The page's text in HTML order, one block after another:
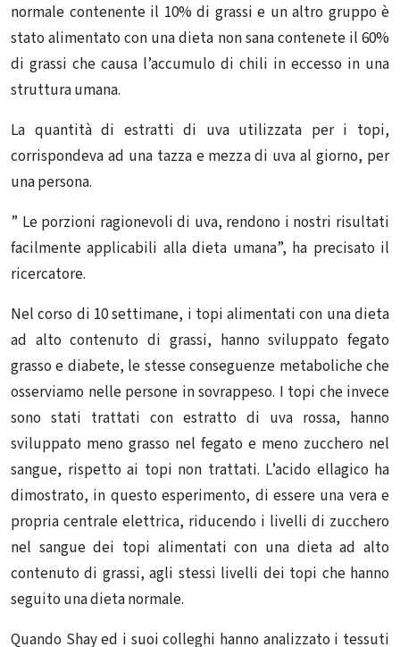
normale contenente il 10% di grassi e un altro gruppo è
stato alimentato con una dieta non sana contenete il 60%
di grassi che causa l’accumulo di chili in eccesso in una
struttura umana.
La quantità di estratti di uva utilizzata per i topi,
corrispondeva ad una tazza e mezza di uva al giorno, per
una persona.
” Le porzioni ragionevoli di uva, rendono i nostri risultati
facilmente applicabili alla dieta umana”, ha precisato il
ricercatore.
Nel corso di 10 settimane, i topi alimentati con una dieta
ad alto contenuto di grassi, hanno sviluppato fegato
grasso e diabete, le stesse conseguenze metaboliche che
osserviamo nelle persone in sovrappeso. I topi che invece
sono stati trattati con estratto di uva rossa, hanno
sviluppato meno grasso nel fegato e meno zucchero nel
sangue, rispetto ai topi non trattati. L’acido ellagico ha
dimostrato, in questo esperimento, di essere una vera e
propria centrale elettrica, riducendo i livelli di zucchero
nel sangue dei topi alimentati con una dieta ad alto
contenuto di grassi, agli stessi livelli dei topi che hanno
seguito una dieta normale.
Quando Shay ed i suoi colleghi hanno analizzato i tessuti